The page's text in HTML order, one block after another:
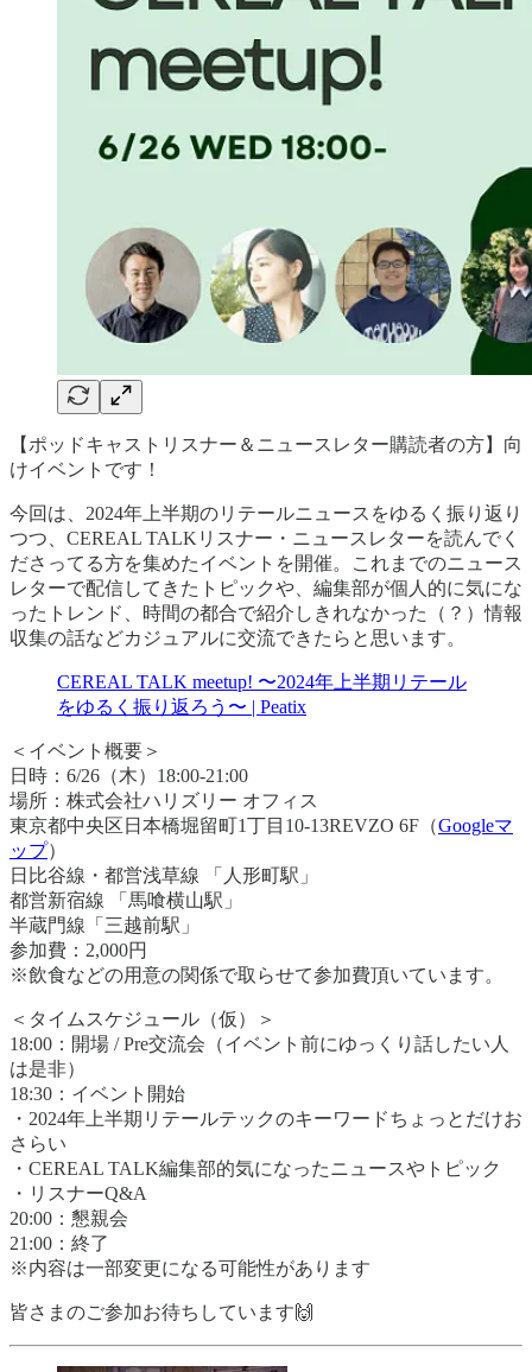
【ポッドキャストリスナー＆ニュースレター購読者の方】向
けイベントです！
今回は、2024年上半期のリテールニュースをゆるく振り返り
つつ、CEREAL TALKリスナー・ニュースレターを読んでく
ださってる方を集めたイベントを開催。これまでのニュース
レターで配信してきたトピックや、編集部が個人的に気にな
ったトレンド、時間の都合で紹介しきれなかった（？）情報
収集の話などカジュアルに交流できたらと思います。
CEREAL TALK meetup! 〜2024年上半期リテール
をゆるく振り返ろう〜 | Peatix
＜イベント概要＞
日時：6/26（木）18:00-21:00
場所：株式会社ハリズリー オフィス
東京都中央区日本橋堀留町1丁目10-13REVZO 6F（Googleマ
ップ）
日比谷線・都営浅草線 「人形町駅」
都営新宿線 「馬喰横山駅」
半蔵門線「三越前駅」
参加費：2,000円
※飲食などの用意の関係で取らせて参加費頂いています。
＜タイムスケジュール（仮）＞
18:00：開場 / Pre交流会（イベント前にゆっくり話したい人
は是非）
18:30：イベント開始
・2024年上半期リテールテックのキーワードちょっとだけお
さらい
・CEREAL TALK編集部的気になったニュースやトピック
・リスナーQ&A
20:00：懇親会
21:00：終了
※内容は一部変更になる可能性があります
皆さまのご参加お待ちしています🙌